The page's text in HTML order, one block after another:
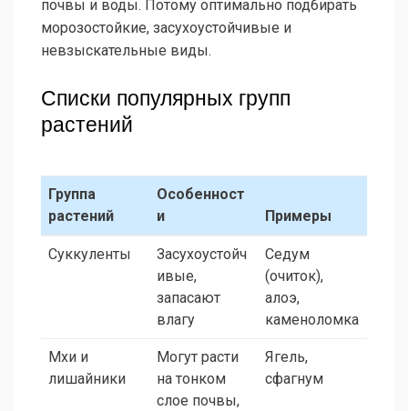
почвы и воды. Потому оптимально подбирать
морозостойкие, засухоустойчивые и
невзыскательные виды.
Списки популярных групп
растений
Группа
растений
Особенност
и
Примеры
Суккуленты
Засухоустойч
ивые,
запасают
влагу
Седум
(очиток),
алоэ,
каменоломка
Мхи и
лишайники
Могут расти
на тонком
слое почвы,
Ягель,
сфагнум